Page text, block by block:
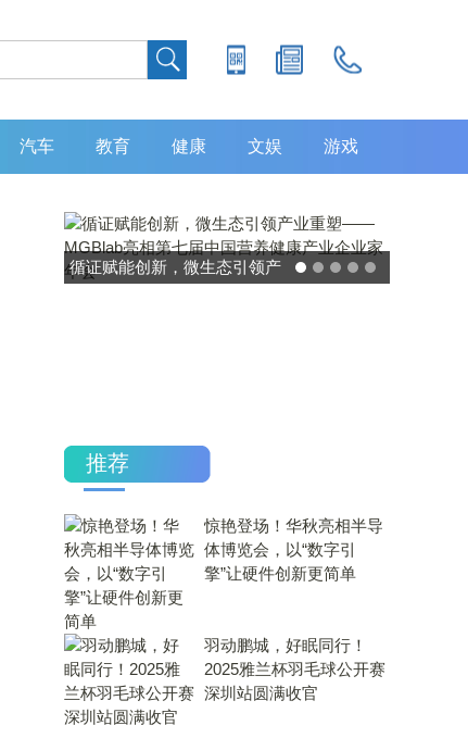
汽车 教育 健康 文娱 游戏
灵敏度超 80% 特异性 99%！
推荐
惊艳登场！华秋亮相半导
体博览会，以“数字引
擎”让硬件创新更简单
羽动鹏城，好眠同行！
2025雅兰杯羽毛球公开赛
深圳站圆满收官